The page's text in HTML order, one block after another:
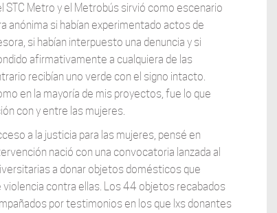
Metro y el Metrobús sirvió como escenario
anónima si habían experimentado actos de
si habían interpuesto una denuncia y si
afirmativamente a cualquiera de las
recibían uno verde con el signo intacto.
en la mayoría de mis proyectos, fue lo que
con y entre las mujeres.
a la justicia para las mujeres, pensé en
nació con una convocatoria lanzada al
a donar objetos domésticos que
violencia contra ellas. Los 44 objetos recabados
por testimonios en los que lxs donantes